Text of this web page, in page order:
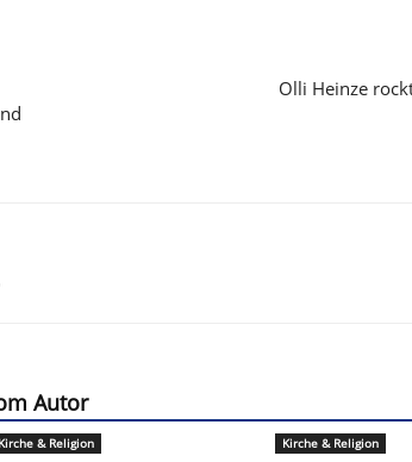
Olli Heinze
Autor
Kirche & Religion Kirche & Religion